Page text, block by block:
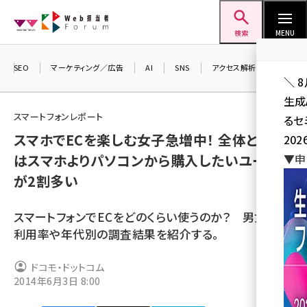
ン
検索 MENU
seo (3528)
ai (2811)
note (2315)
z世代 (1623)
SEO マーケティング／広告 AI SNS アクセス解析／データ分析
スマートフォンレポート
スマホでECを楽しむ女子急増中！ 全体として
はスマホよりパソコンから購入したいユーザー
が2割多い
スマートフォンでECをどのくらい使うのか？ 男女での
利用率や年代別の調査結果を紹介する。
ドコモ・ドットコム
2014年6月3日 8:00
＼ 8
生
る
▼申